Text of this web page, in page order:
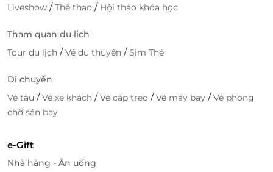
Liveshow /Thể thao / Hội thảo khóa học
Tham quan du lịch
Tour du lịch /Vé du thuyền /Sim Thẻ
Di chuyển
Vé tàu /Vé xe khách /Vé cáp treo /Vé máy bay /Vé phòng
chờ sân bay
e-Gift
Nhà hàng - Ăn uống